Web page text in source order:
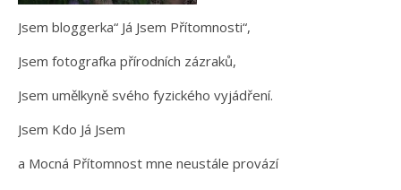
Jsem bloggerka“ Já Jsem Přítomnosti“,
Jsem fotografka přírodních zázraků,
Jsem umělkyně svého fyzického vyjádření.
Jsem Kdo Já Jsem
a Mocná Přítomnost mne neustále provází